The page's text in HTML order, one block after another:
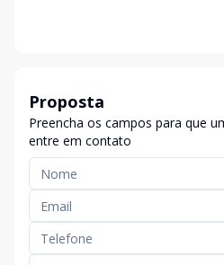
Proposta
Preencha os campos para que
entre em contato